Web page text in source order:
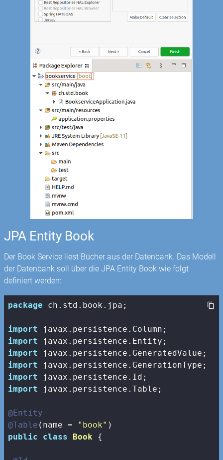
JPA Entity Book
Der Book Service liest Bücher aus der Datenbank. Das Modell
der Datenbank soll über die JPA Entity Book wie folgt
definiert werden:
package ch.std.book.jpa;
import
import
import
import
import
import javax.persistence.Table;
@Entity
@Table (name = "book"
public
class Book {